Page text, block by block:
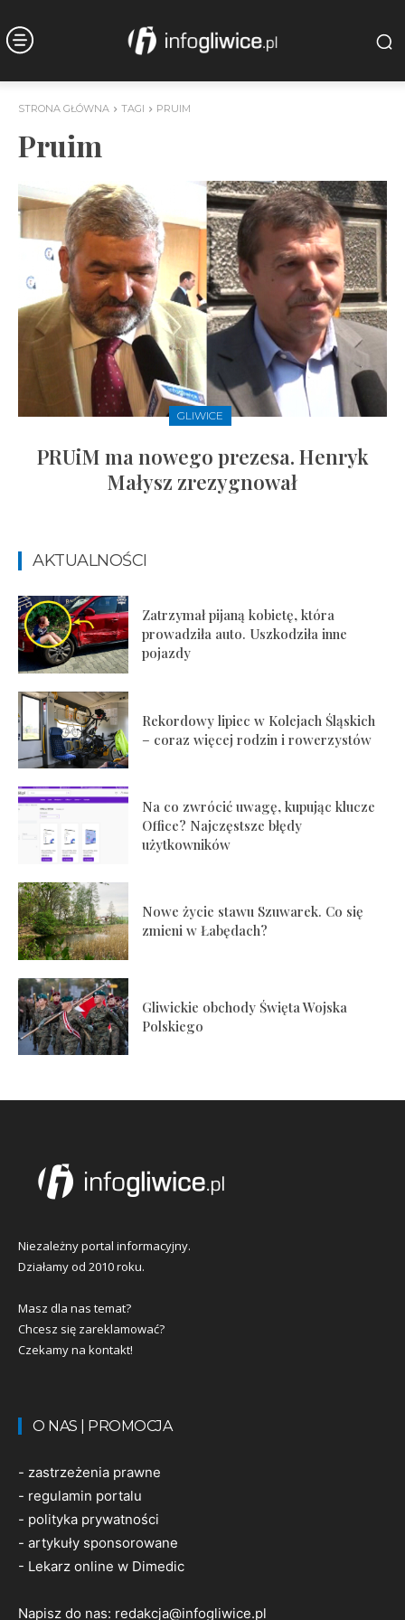
STRONA GŁÓWNA TAGI PRUIM
Pruim
GLIWICE
PRUiM ma nowego prezesa. Henryk
Małysz zrezygnował
AKTUALNOŚCI
Zatrzymał pijaną kobietę, która
prowadziła auto. Uszkodziła inne
pojazdy
Rekordowy lipiec w Kolejach Śląskich
– coraz więcej rodzin i rowerzystów
Na co zwrócić uwagę, kupując klucze
Office? Najczęstsze błędy
użytkowników
Nowe życie stawu Szuwarek. Co się
zmieni w Łabędach?
Gliwickie obchody Święta Wojska
Polskiego
Niezależny portal informacyjny.
Działamy od 2010 roku.
Masz dla nas temat?
Chcesz się zareklamować?
Czekamy na kontakt!
O NAS | PROMOCJA
- zastrzeżenia prawne
- regulamin portalu
- polityka prywatności
- artykuły sponsorowane
- Lekarz online w Dimedic
Napisz do nas: redakcja@infogliwice.pl